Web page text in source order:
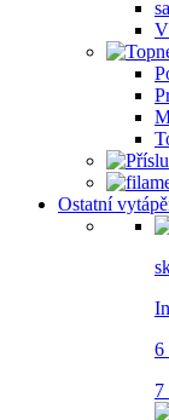
Ostatní
6
7